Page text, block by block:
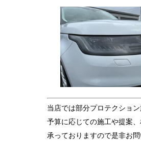
当店では部分プロテクショ
予算に応じての施工や提案、
承っておりますので是非お